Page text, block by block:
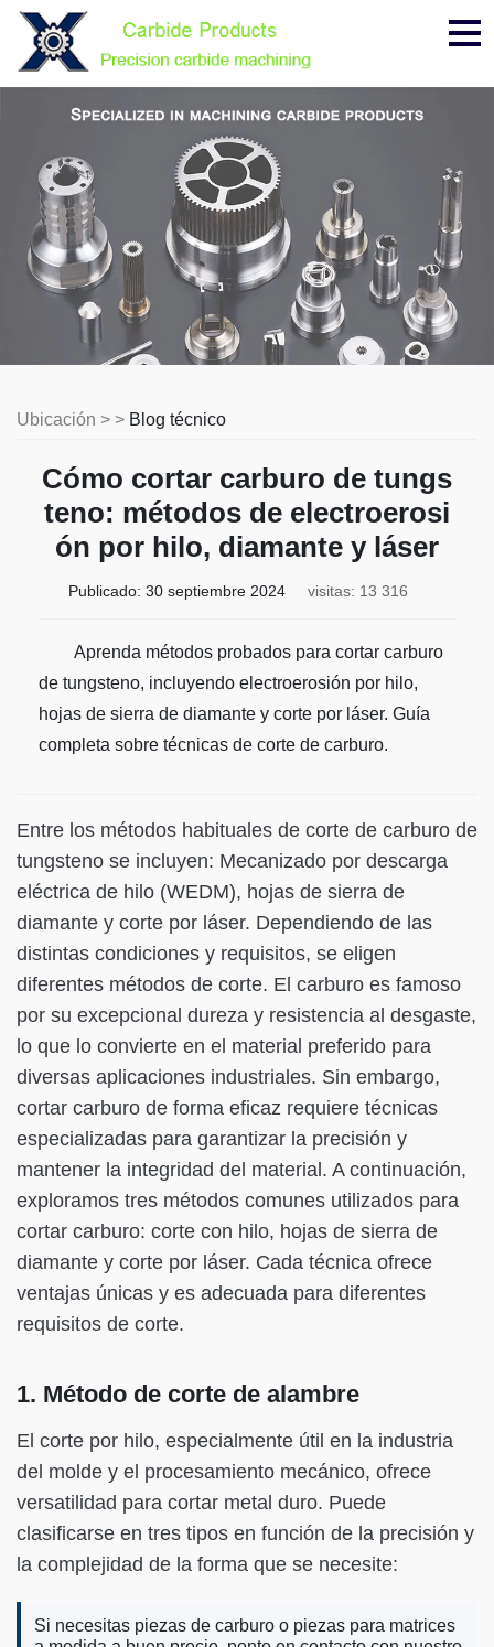
Ubicación > > Blog técnico
Cómo cortar carburo de tungs
teno: métodos de electroerosi
ón por hilo, diamante y láser
Publicado: 30 septiembre 2024 visitas: 13 316
Aprenda métodos probados para cortar carburo
de tungsteno, incluyendo electroerosión por hilo,
hojas de sierra de diamante y corte por láser. Guía
completa sobre técnicas de corte de carburo.
Entre los métodos habituales de corte de carburo de
tungsteno se incluyen: Mecanizado por descarga
eléctrica de hilo (WEDM), hojas de sierra de
diamante y corte por láser. Dependiendo de las
distintas condiciones y requisitos, se eligen
diferentes métodos de corte. El carburo es famoso
por su excepcional dureza y resistencia al desgaste,
lo que lo convierte en el material preferido para
diversas aplicaciones industriales. Sin embargo,
cortar carburo de forma eficaz requiere técnicas
especializadas para garantizar la precisión y
mantener la integridad del material. A continuación,
exploramos tres métodos comunes utilizados para
cortar carburo: corte con hilo, hojas de sierra de
diamante y corte por láser. Cada técnica ofrece
ventajas únicas y es adecuada para diferentes
requisitos de corte.
1. Método de corte de alambre
El corte por hilo, especialmente útil en la industria
del molde y el procesamiento mecánico, ofrece
versatilidad para cortar metal duro. Puede
clasificarse en tres tipos en función de la precisión y
la complejidad de la forma que se necesite:
Si necesitas piezas de carburo o piezas para matrices